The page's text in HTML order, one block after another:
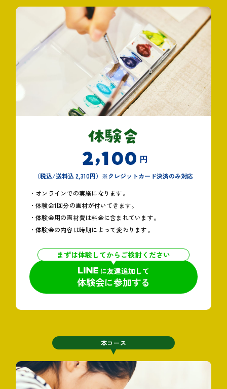
円
（税込/送料込 2,310円）※クレジットカード決済のみ対応
・オンラインでの実施になります。
・体験会1回分の画材が付いてきます。
・体験会用の画材費は料金に含まれています。
・体験会の内容は時期によって変わります。
まずは体験してからご検討ください
に友達追加して
体験会に参加する
本コース